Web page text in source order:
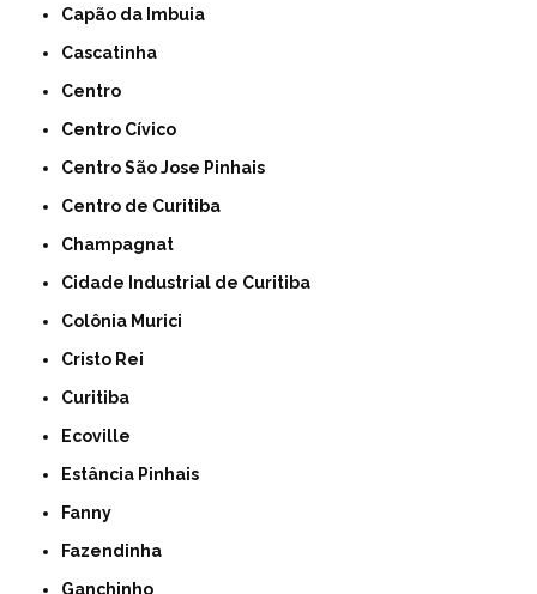
Capão da Imbuia
Cascatinha
Centro
Centro Cívico
Centro São Jose Pinhais
Centro de Curitiba
Champagnat
Cidade Industrial de Curitiba
Colônia Murici
Cristo Rei
Curitiba
Ecoville
Estância Pinhais
Fanny
Fazendinha
Ganchinho